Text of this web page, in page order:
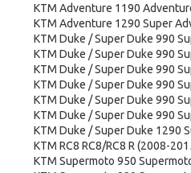
KTM Adventure 1190
KTM Adventure 1290 Super
KTM Duke / Super Duke 990
KTM Duke / Super Duke 990
KTM Duke / Super Duke 990
KTM Duke / Super Duke 990
KTM Duke / Super Duke 990
KTM Duke / Super Duke 990
KTM Duke / Super Duke 1290
KTM RC8 RC8/RC8 R (2008-
KTM Supermoto 950